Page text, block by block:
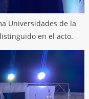
Universidades de la
en el acto.